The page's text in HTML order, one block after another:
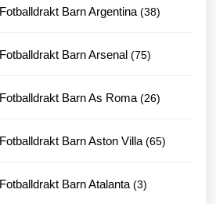
Fotballdrakt Barn Argentina 3838
Fotballdrakt Barn Arsenal 7575
Fotballdrakt Barn As Roma 2626
Fotballdrakt Barn Aston Villa 6565
Fotballdrakt Barn Atalanta 33